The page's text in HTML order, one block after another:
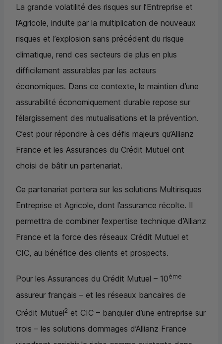
La grande volatilité des risques sur l’Entreprise et
l’Agricole, induite par la multiplication de nouveaux
risques et l’explosion sans précédent du risque
climatique, rend ces secteurs de plus en plus
difficilement assurables par les acteurs
économiques. Dans ce contexte, le maintien d’une
assurabilité économiquement durable repose sur
l’élargissement des mutualisations et la prévention.
C’est pour répondre à ces défis majeurs qu’Allianz
France et les Assurances du Crédit Mutuel ont
choisi de bâtir un partenariat.
Ce partenariat portera sur les solutions Multirisques
Entreprise et Agricole, dont l’assurance récolte. Il
permettra de combiner l’expertise technique d’Allianz
France et la force des réseaux Crédit Mutuel et
CIC, au bénéfice des clients et prospects.
Pour les Assurances du Crédit Mutuel – 10ème
assureur français – et les réseaux bancaires de
Crédit Mutuel2 et CIC – banquier d’une entreprise sur
trois – les solutions dommages d’Allianz France